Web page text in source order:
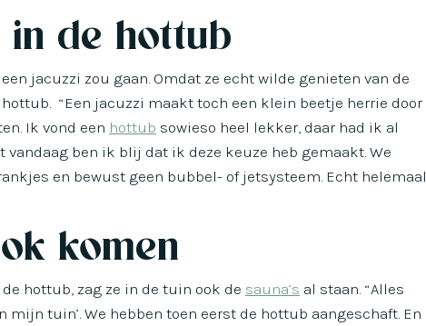
de hottub
jacuzzi zou gaan. Omdat ze echt wilde genieten van de
“Een jacuzzi maakt toch een klein beetje herrie door
Ik vond een hottub sowieso heel lekker, daar had ik al
vandaag ben ik blij dat ik deze keuze heb gemaakt. We
en bewust geen bubbel- of jetsysteem. Echt helemaal
komen
hottub, zag ze in de tuin ook de sauna’s al staan. “Alles
tuin’. We hebben toen eerst de hottub aangeschaft. En